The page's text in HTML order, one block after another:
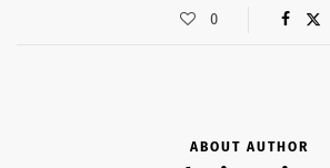
0
ABOUT AUTHOR